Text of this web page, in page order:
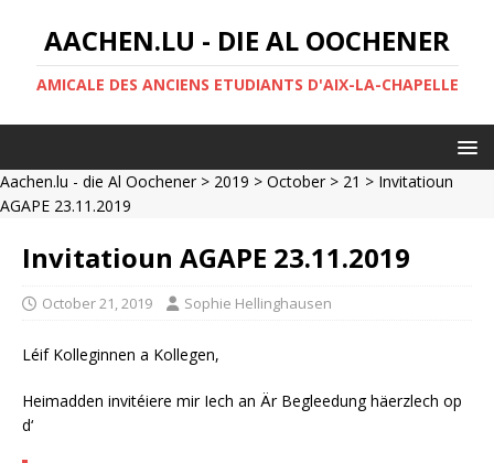
AACHEN.LU - DIE AL OOCHENER
AMICALE DES ANCIENS ETUDIANTS D'AIX-LA-CHAPELLE
Aachen.lu - die Al Oochener> 2019 > October> 21 > Invitatioun
AGAPE 23.11.2019
Invitatioun AGAPE 23.11.2019
October 21, 2019 Sophie Hellinghausen
Léif Kolleginnen a Kollegen,
Heimadden invitéiere mir Iech an Är Begleedung häerzlech op
d‘